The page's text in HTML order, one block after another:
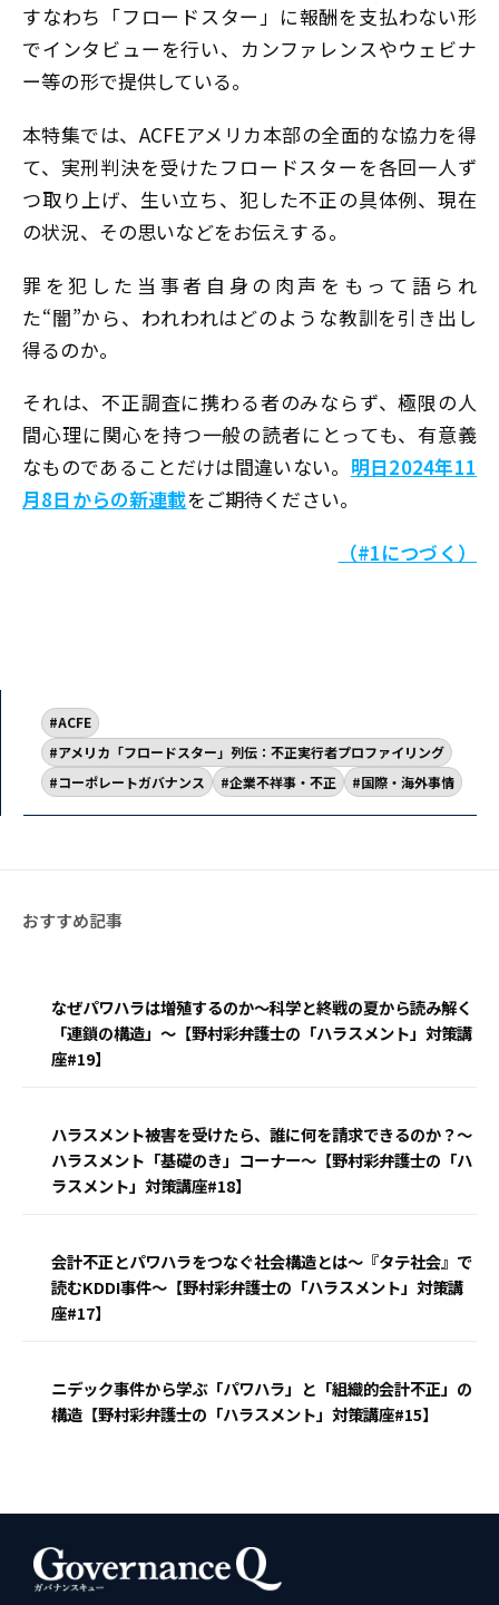
すなわち「フロードスター」に報酬を支払わない形
でインタビューを行い、カンファレンスやウェビナ
ー等の形で提供している。
本特集では、ACFEアメリカ本部の全面的な協力を得
て、実刑判決を受けたフロードスターを各回一人ず
つ取り上げ、生い立ち、犯した不正の具体例、現在
の状況、その思いなどをお伝えする。
罪を犯した当事者自身の肉声をもって語られ
た“闇”から、われわれはどのような教訓を引き出し
得るのか――。
それは、不正調査に携わる者のみならず、極限の人
間心理に関心を持つ一般の読者にとっても、有意義
なものであることだけは間違いない。 明日2024年11
月8日からの新連載をご期待ください。
（#1につづく）
ACFE
アメリカ「フロードスター」列伝：不正実行者プロファイリング
コーポレートガバナンス
企業不祥事・不正 国際・海外事情
なぜパワハラは増殖するのか〜科学と終戦の夏から読み解く
「連鎖の構造」〜【野村彩弁護士の「ハラスメント」対策講
座#19】
ハラスメント被害を受けたら、誰に何を請求できるのか？〜
ハラスメント「基礎のき」コーナー〜【野村彩弁護士の「ハ
ラスメント」対策講座#18】
会計不正とパワハラをつなぐ社会構造とは〜『タテ社会』で
読むKDDI事件〜【野村彩弁護士の「ハラスメント」対策講
座#17】
ニデック事件から学ぶ「パワハラ」と「組織的会計不正」の
構造【野村彩弁護士の「ハラスメント」対策講座#15】